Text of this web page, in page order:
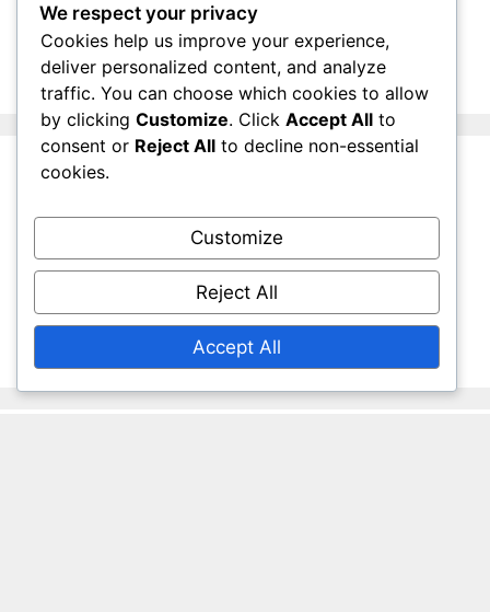
منشورات المدونة
اتصل بنا
We respect your privacy
Cookies help us improve your experience,
deliver personalized content, and analyze
traffic. You can choose which cookies to allow
by clicking Customize. Click Accept All to
consent or Reject All to decline non-essential
cookies.
Customize
Reject All
Accept All